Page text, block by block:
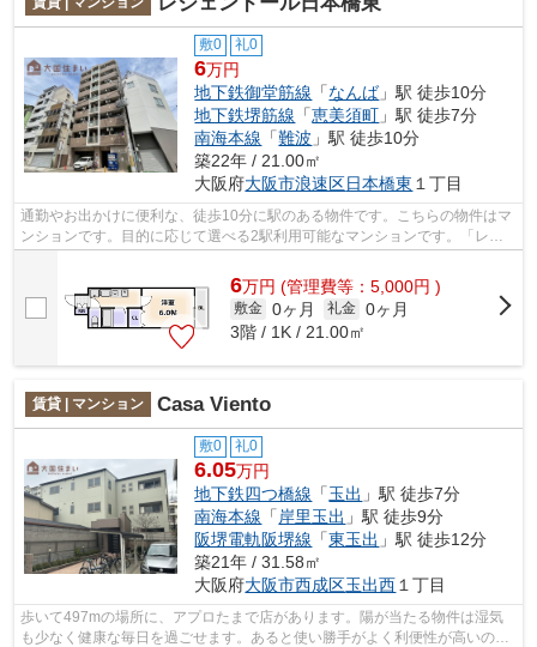
敷0 礼0
6万円
地下鉄御堂筋線 「なんば」駅 徒歩10分
地下鉄堺筋線 「恵美須町 」駅 徒歩7分
南海本線 「難波 」駅 徒歩10分
築22年 / 21.00㎡
大阪府大阪市浪速区日本橋東 １丁目
通勤やお出かけに便利な、徒歩10分に駅のある物件です。こちらの物件はマ
ンションです。目的に応じて選べる2駅利用可能なマンションです。「レジ
6万円 (管理費等：5,000円 )
敷金 0ヶ月 礼金 0ヶ月
3階 / 1K / 21.00㎡
賃貸 | マンション Casa Viento
敷0 礼0
6.05万円
地下鉄四つ橋線 「玉出 」駅 徒歩7分
南海本線 「 岸里玉出 」駅 徒歩9分
阪堺電軌阪堺線 「東玉出 」駅 徒歩12分
築21年 / 31.58㎡
大阪府大阪市西成区玉出西 １丁目
歩いて497mの場所に、アプロたまで店があります。陽が当たる物件は湿気
も少なく健康な毎日を過ごせます。あると使い勝手がよく利便性が高いのが